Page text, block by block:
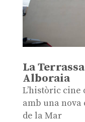
La
Alboraia
L’històric cine
amb una nova
de la Mar